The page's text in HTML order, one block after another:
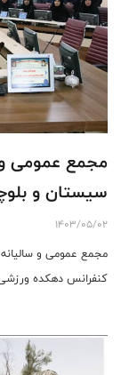
مجمع عمومی و
سیستان و
1403/05/02
مجمع عمومی و
کنفرانس دهکده